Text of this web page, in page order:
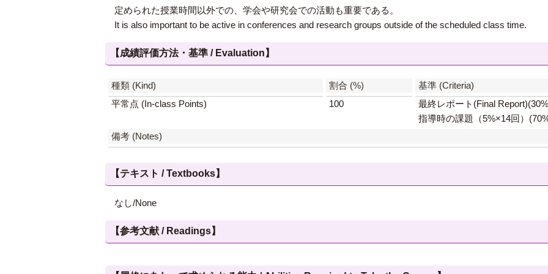
定められた授業時間以外での、学会や研究会での活動も重要である。
It is also important to be active in conferences and research groups outside of the scheduled class time.
【成績評価方法・基準 / Evaluation】
種類 (Kind) 割合 (%)
基準 (Criteria)
平常点 (In-class Points)
100
最終レポート(Final
指導時の課題（5%×14回）
備考 (Notes)
【テキスト / Textbooks】
なし/None
【参考文献 / Readings】